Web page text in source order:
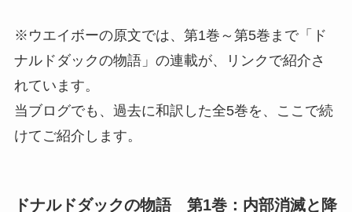
※ウエイボーの原文では、第1巻～第5巻まで「ド
ナルドダックの物語」の連載が、リンクで紹介さ
れています。
当ブログでも、過去に和訳した全5巻を、ここで続
けてご紹介します。
ドナルドダックの物語 第1巻：内部消滅と降